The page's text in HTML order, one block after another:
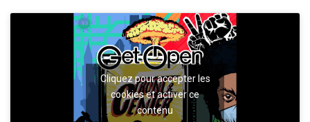
Cliquez pour accepter les
cookies et activer ce
contenu